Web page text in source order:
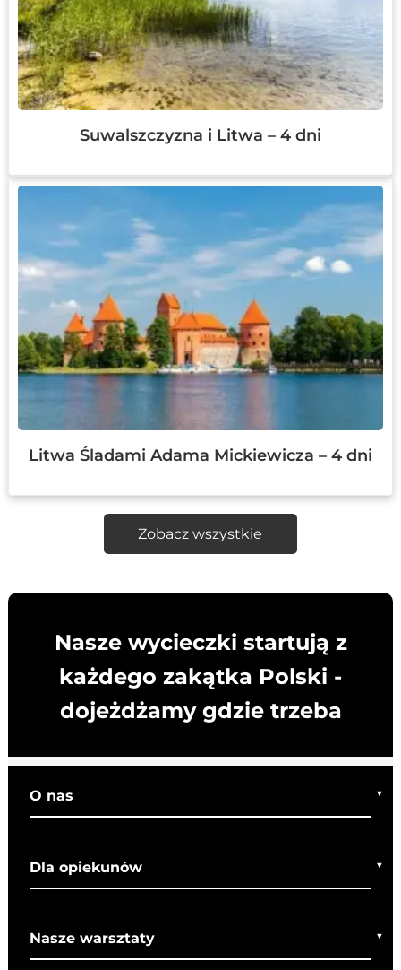
Suwalszczyzna i Litwa – 4 dni
Litwa Śladami Adama Mickiewicza – 4 dni
Zobacz wszystkie
Nasze wycieczki startują z
każdego zakątka Polski -
dojeżdżamy gdzie trzeba
O nas
Co o nas mówią
Dla opiekunów
Bezpieczeństwo
Nasze warsztaty